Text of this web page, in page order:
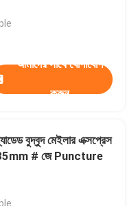
আমাদের সাথে যোগাযোগ
করুন
বুদ্বুদ মেইলার এক্সপ্রেস
# জে Puncture